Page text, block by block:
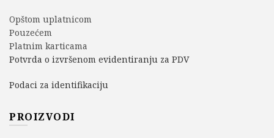
Opštom uplatnicom
Pouzećem
Platnim karticama
Potvrda o izvršenom evidentiranju za PDV
Podaci za identifikaciju
PROIZVODI